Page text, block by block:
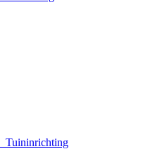
Tuininrichting